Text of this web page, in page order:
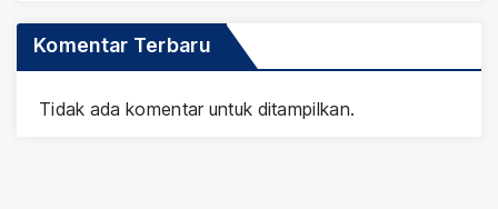
Komentar Terbaru
Tidak ada komentar untuk ditampilkan.